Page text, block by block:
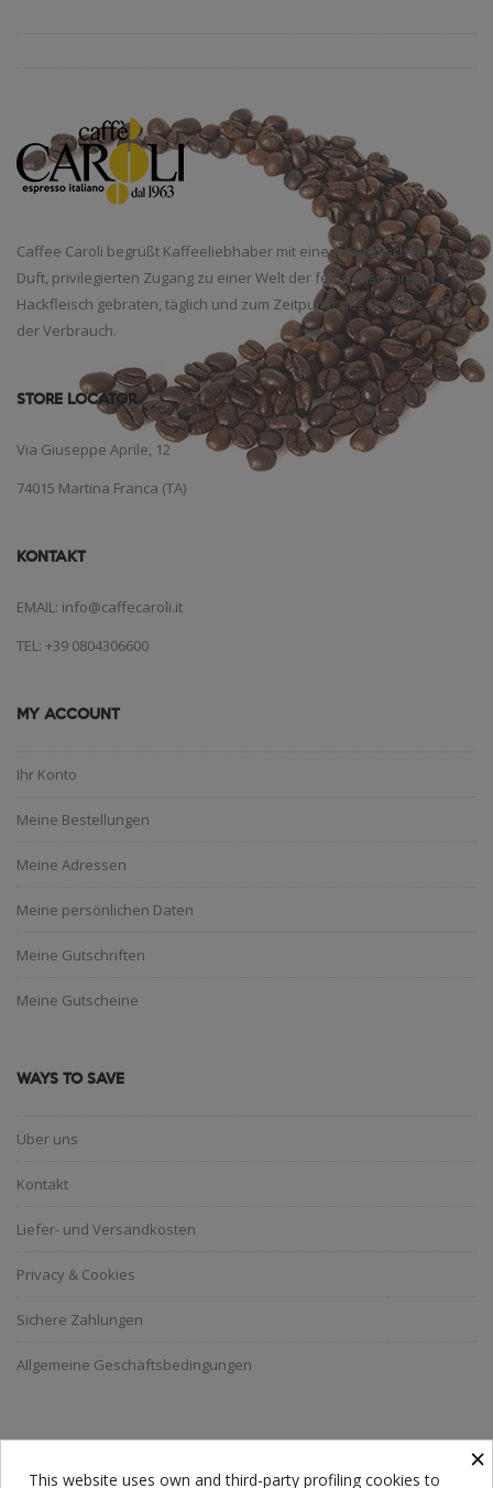
Caffee Caroli begrüßt Kaffeeliebhaber mit einem berauschenden
Duft, privilegierten Zugang zu einer Welt der feine Mischungen,
Hackfleisch gebraten, täglich und zum Zeitpunkt des Erwerbs oder
der Verbrauch.
STORE LOCATOR
Via Giuseppe Aprile, 12
74015 Martina Franca (TA)
KONTAKT
EMAIL: info@caffecaroli.it
TEL: +39 0804306600
MY ACCOUNT
Ihr Konto
Meine Bestellungen
Meine Adressen
Meine persönlichen Daten
Meine Gutschriften
Meine Gutscheine
WAYS TO SAVE
Über uns
Kontakt
Liefer- und Versandkosten
Privacy & Cookies
Sichere Zahlungen
Allgemeine Geschäftsbedingungen
NEWSLETTER ABONNIEREN ×
This website uses own and third-party profiling cookies to